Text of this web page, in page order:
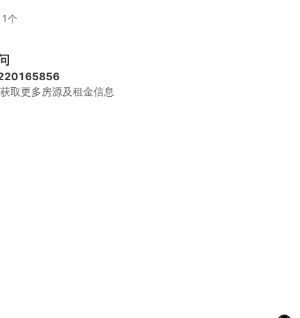
个
取更多房源及租金信息